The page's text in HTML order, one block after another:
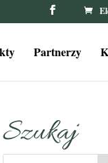
Partnerzy
Szukaj